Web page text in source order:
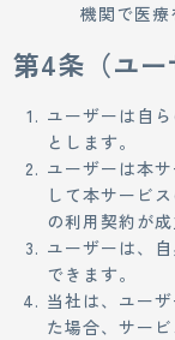
機関で医療
第4条（ユー
ユーザーは自
とします。
ユーザーは本
して本サービ
の利用契約が
ユーザーは、
できます。
当社は、ユー
た場合、サー